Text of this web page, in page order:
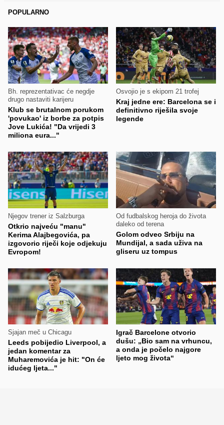
POPULARNO
Bh. reprezentativac će negdje
drugo nastaviti karijeru
Klub se brutalnom porukom
'povukao' iz borbe za potpis
Jove Lukića! "Da vrijedi 3
miliona eura..."
Osvojio je s ekipom 21 trofej
Kraj jedne ere: Barcelona se i
definitivno riješila svoje
legende
Njegov trener iz Salzburga
Otkrio najveću "manu"
Kerima Alajbegovića, pa
izgovorio riječi koje odjekuju
Evropom!
Od fudbalskog heroja do života
daleko od terena
Golom odveo Srbiju na
Mundijal, a sada uživa na
gliseru uz tompus
Sjajan meč u Chicagu
Leeds pobijedio Liverpool, a
jedan komentar za
Muharemovića je hit: "On će
idućeg ljeta..."
Igrač Barcelone otvorio
dušu: „Bio sam na vrhuncu,
a onda je počelo najgore
ljeto mog života“